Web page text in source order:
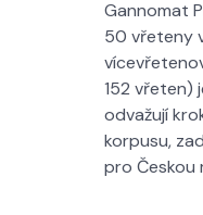
Gannomat
50 vřeteny
152 vřeten)
odvažují
korpusu,
pro Českou